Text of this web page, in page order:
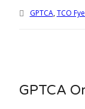
GPTCA,TCO
GPTCA